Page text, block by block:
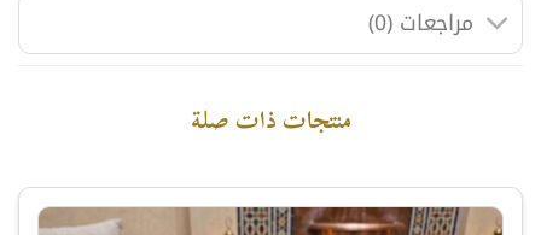
مراجعات (0)
منتجات ذات صلة